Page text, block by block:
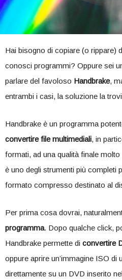
Hai bisogno di copiare (o rippare)
conosci programmi? Oppure sei
parlare del favoloso Handbrake,
entrambi i casi, la soluzione la
Handbrake è un programma
convertire file multimediali, in
formati, ad una qualità finale
è uno degli strumenti più completi
formato compresso destinato al
Per prima cosa dovrai,
programma. Dopo qualche click,
Handbrake permette di convertire
oppure aprire un’immagine ISO di
direttamente su un DVD inserito